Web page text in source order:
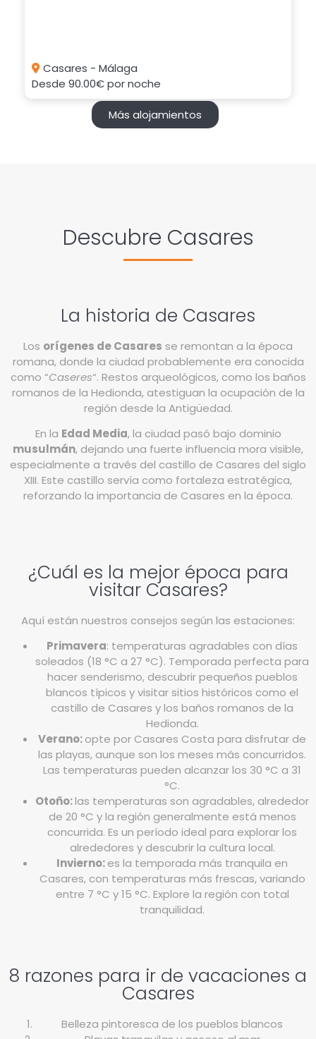
Casares - Málaga
Desde 90.00€por noche
Más alojamientos
Descubre Casares
La historia de Casares
Los orígenes de Casares se remontan a la época
romana, donde la ciudad probablemente era conocida
como “Caseres“. Restos arqueológicos, como los baños
romanos de la Hedionda, atestiguan la ocupación de la
región desde la Antigüedad.
En la Edad Media, la ciudad pasó bajo dominio
musulmán, dejando una fuerte influencia mora visible,
especialmente a través del castillo de Casares del siglo
XIII. Este castillo servía como fortaleza estratégica,
reforzando la importancia de Casares en la época.
¿Cuál es la mejor época para
visitar Casares?
Aquí están nuestros consejos según las estaciones:
Primavera: temperaturas agradables con días
soleados (18 °C a 27 °C). Temporada perfecta para
hacer senderismo, descubrir pequeños pueblos
blancos típicos y visitar sitios históricos como el
castillo de Casares y los baños romanos de la
Hedionda.
Verano:opte por Casares Costa para disfrutar de
las playas, aunque son los meses más concurridos.
Las temperaturas pueden alcanzar los 30 °C a 31
°C.
Otoño:las temperaturas son agradables, alrededor
de 20 °C y la región generalmente está menos
concurrida. Es un período ideal para explorar los
alrededores y descubrir la cultura local.
Invierno:es la temporada más tranquila en
Casares, con temperaturas más frescas, variando
entre 7 °C y 15 °C. Explore la región con total
tranquilidad.
8 razones para ir de vacaciones a
Casares
Belleza pintoresca de los pueblos blancos